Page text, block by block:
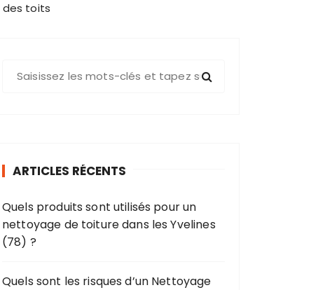
des toits
e
p
o
r
ARTICLES RÉCENTS
Quels produits sont utilisés pour un
nettoyage de toiture dans les Yvelines
(78) ?
Quels sont les risques d’un Nettoyage